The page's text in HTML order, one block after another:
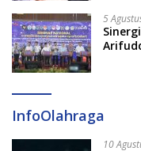
5
InfoOlahraga
10